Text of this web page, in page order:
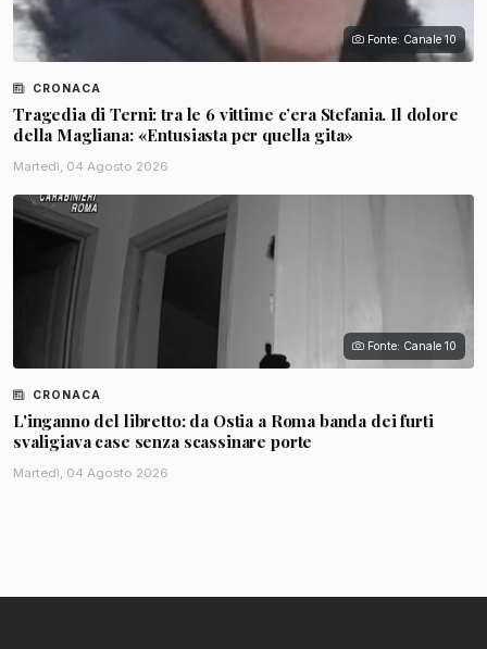
Fonte: Canale 10
CRONACA
Tragedia di Terni: tra le 6 vittime c’era Stefania. Il dolore
della Magliana: «Entusiasta per quella gita»
Martedì, 04 Agosto 2026
Fonte: Canale 10
CRONACA
L'inganno del libretto: da Ostia a Roma banda dei furti
svaligiava case senza scassinare porte
Martedì, 04 Agosto 2026